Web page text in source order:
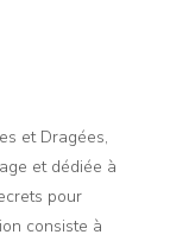
et Dragées,
et dédiée à
pour
consiste à